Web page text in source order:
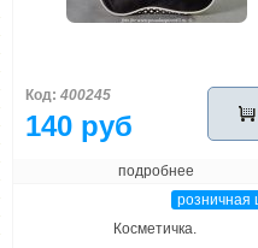
Код: 400245
140 руб
подробнее
розничная
Косметичка.